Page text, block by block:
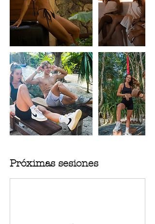
Próximas sesiones